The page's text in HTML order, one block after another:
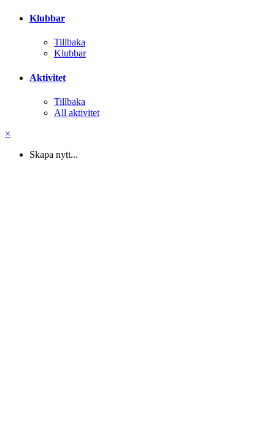
Klubbar
Tillbaka
Klubbar
Aktivitet
Tillbaka
All aktivitet
×
Skapa nytt...